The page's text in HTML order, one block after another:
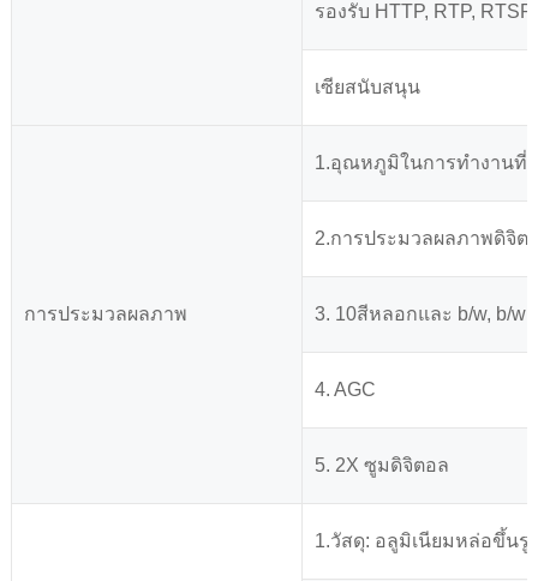
รองรับ HTTP, RTP,
เซียสนับสนุน
การประมวลผลภาพ
1.อุณหภูมิในการทำงานที่
2.การประมวลผลภาพดิจิต
3. 10สีหลอกและ b/w, b/w
4. AGC
5. 2X ซูมดิจิตอล
1.วัสดุ: อลูมิเนียมหล่อขึ้น